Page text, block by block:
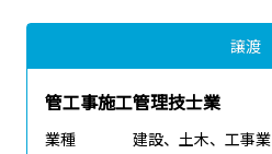
譲渡
管工事施工管理技士業
業種
建設、土木、工事業